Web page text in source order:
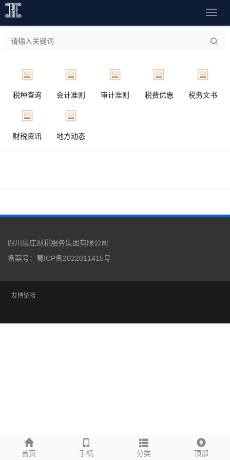
导
单
税种查询 会计准则 审计准则 税费优惠 税务文书
财税资讯 地方动态
首页 手机 分类 顶部
四川康庄财税服务集团有限公司
备案号： 蜀ICP备2022011415号
友情链接